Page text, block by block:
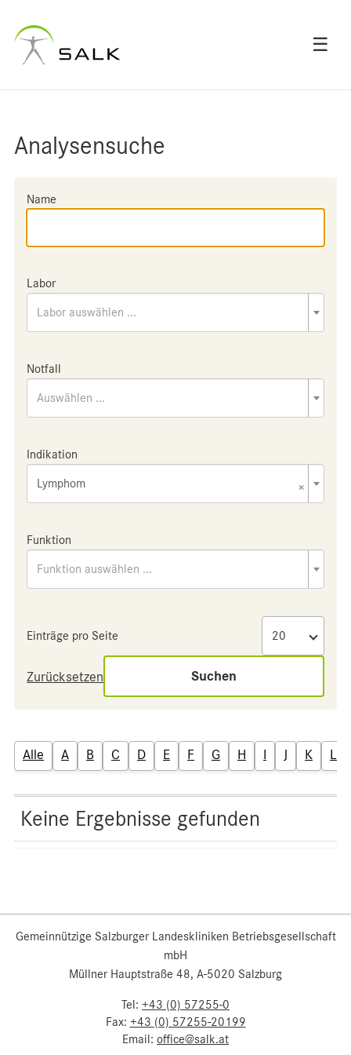
☰
Analysensuche
Name
Labor
Labor auswählen ...
Notfall
Auswählen ...
Indikation
×
Lymphom
Funktion
Funktion auswählen ...
Einträge pro Seite
Zurücksetzen Suchen
Alle A B C D E F G H I J K L
Keine Ergebnisse gefunden
Gemeinnützige Salzburger Landeskliniken Betriebsgesellschaft
mbH
Müllner Hauptstraße 48, A-5020 Salzburg
Tel: +43 (0) 57255-0
Fax: +43 (0) 57255-20199
Email: office@salk.at